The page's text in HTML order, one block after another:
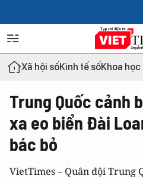
Xã hội sốKinh tế sốKhoa
Trung Quốc cảnh
xa eo biển Đài
bác bỏ
VietTimes – Quân đội Trung